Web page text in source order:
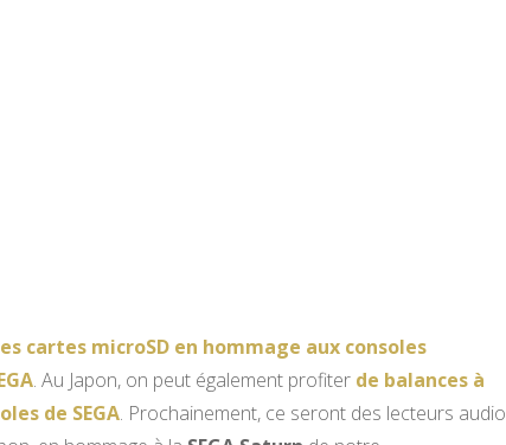
cartes microSD en hommage aux consoles
. Au Japon, on peut également profiter de balances à
de SEGA. Prochainement, ce seront des lecteurs audio